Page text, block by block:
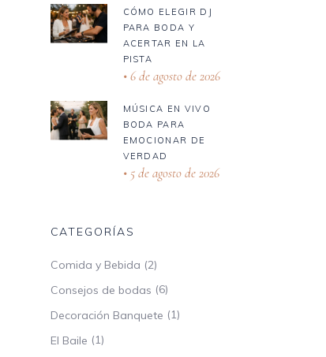
CÓMO ELEGIR DJ
PARA BODA Y
ACERTAR EN LA
PISTA
6 de agosto de 2026
MÚSICA EN VIVO
BODA PARA
EMOCIONAR DE
VERDAD
5 de agosto de 2026
CATEGORÍAS
Comida y Bebida (2)
Consejos de bodas (6)
Decoración Banquete (1)
El Baile (1)